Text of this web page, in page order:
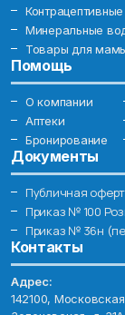
Минеральные
Товары для
Помощь
О компании
Аптеки
Бронирование
Документы
Публичная
Приказ № 100
Приказ № 36н
Контакты
Адрес:
142100,